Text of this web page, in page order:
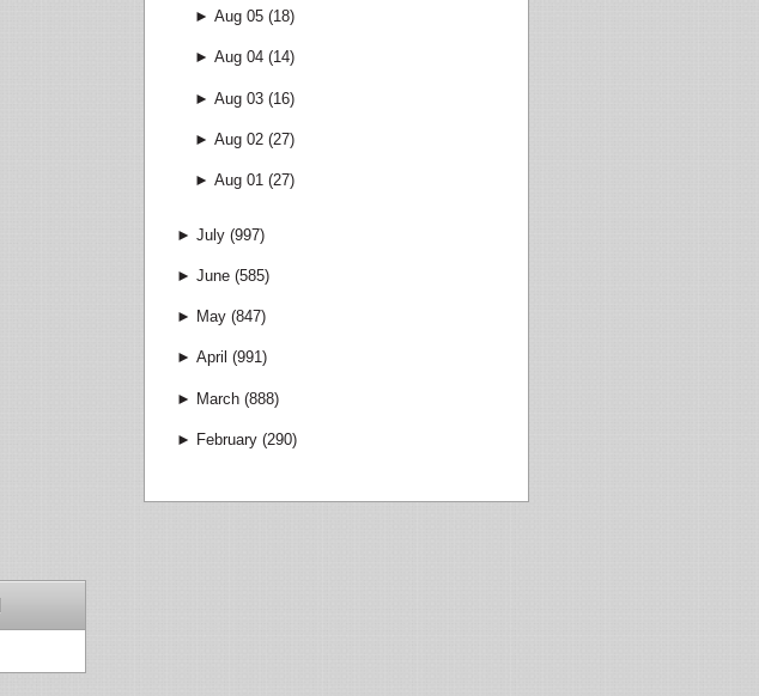
►Aug 05 (18)
►Aug 04 (14)
►Aug 03 (16)
►Aug 02 (27)
►Aug 01 (27)
► July (997)
► June (585)
► May (847)
► April (991)
► March (888)
► February (290)